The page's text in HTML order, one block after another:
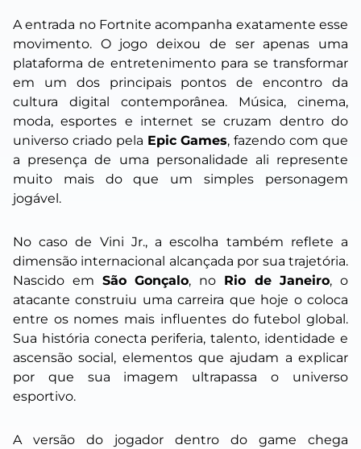
A entrada no Fortnite acompanha exatamente esse
movimento. O jogo deixou de ser apenas uma
plataforma de entretenimento para se transformar
em um dos principais pontos de encontro da
cultura digital contemporânea. Música, cinema,
moda, esportes e internet se cruzam dentro do
universo criado pela Epic Games, fazendo com que
a presença de uma personalidade ali represente
muito mais do que um simples personagem
jogável.
No caso de Vini Jr., a escolha também reflete a
dimensão internacional alcançada por sua trajetória.
Nascido em São Gonçalo, no Rio de Janeiro, o
atacante construiu uma carreira que hoje o coloca
entre os nomes mais influentes do futebol global.
Sua história conecta periferia, talento, identidade e
ascensão social, elementos que ajudam a explicar
por que sua imagem ultrapassa o universo
esportivo.
A versão do jogador dentro do game chega